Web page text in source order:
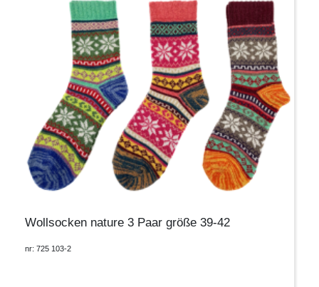
Wollsocken nature 3 Paar größe 39-42
nr: 725 103-2